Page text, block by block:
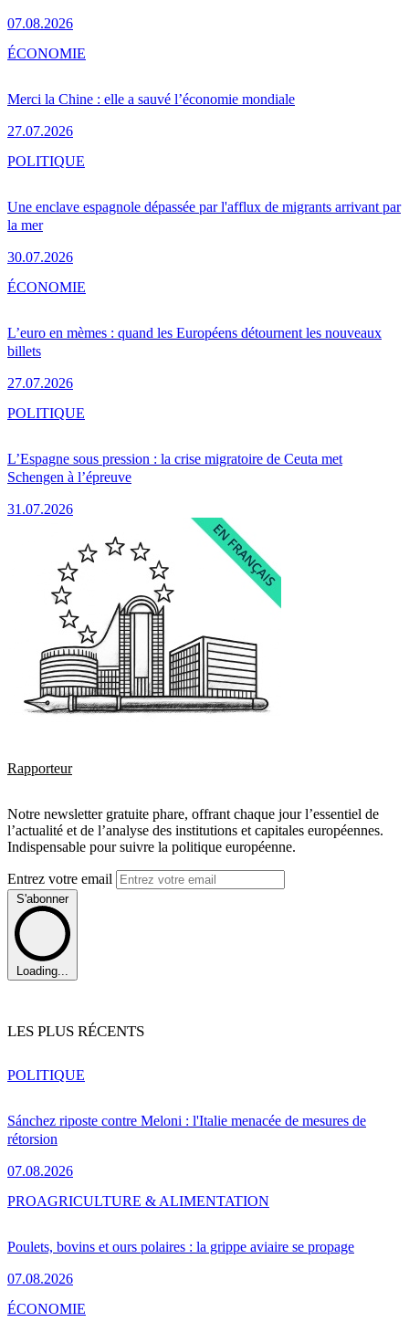
07.08.2026
Merci la Chine : elle a sauvé l’économie mondiale
27.07.2026
ÉCONOMIE
Une enclave espagnole dépassée par l'afflux de migrants arrivant par
la mer
30.07.2026
POLITIQUE
L’euro en mèmes : quand les Européens détournent les nouveaux
billets
27.07.2026
ÉCONOMIE
L’Espagne sous pression : la crise migratoire de Ceuta met
Schengen à l’épreuve
31.07.2026
POLITIQUE
Rapporteur
Notre newsletter gratuite phare, offrant chaque jour l’essentiel de
l’actualité et de l’analyse des institutions et capitales européennes.
Indispensable pour suivre la politique européenne.
Entrez votre email
S'abonner
Loading...
LES PLUS RÉCENTS
Sánchez riposte contre Meloni : l'Italie menacée de mesures de
rétorsion
07.08.2026
POLITIQUE
Poulets, bovins et ours polaires : la grippe aviaire se propage
07.08.2026
PROAGRICULTURE & ALIMENTATION
ÉCONOMIE